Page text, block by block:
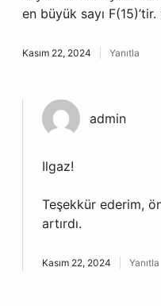
en büyük sayı
Kasım 22, 2024 Yanıtla
admin
Ilgaz!
Teşekkür ederim,
artırdı.
Kasım 22, 2024 Yanıtla